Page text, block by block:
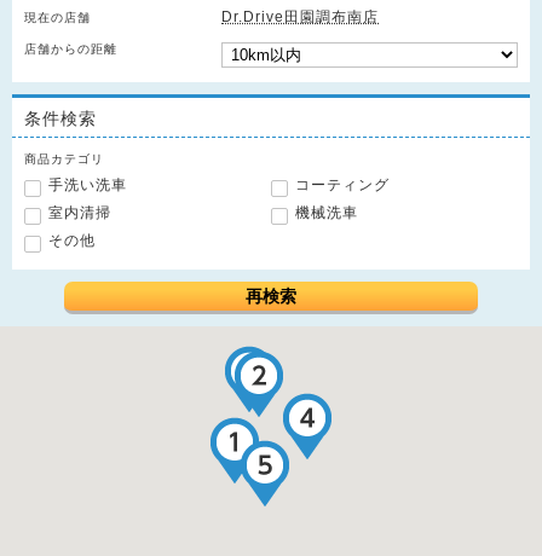
現在の店舗 Dr.Drive田園調布南店
店舗からの距離
条件検索
商品カテゴリ
手洗い洗車
コーティング
室内清掃
機械洗車
その他
再検索